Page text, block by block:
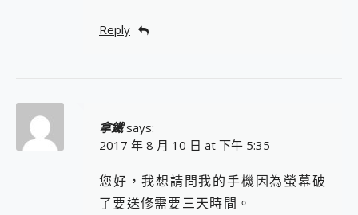
Reply
拿鐵 says:
2017 年 8 月 10 日 at 下午 5:35
您好，我想請問我的手機因為螢幕破
了要送修需要三天時間。